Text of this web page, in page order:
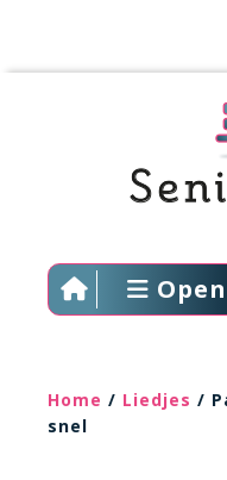
Home / Liedjes /
snel